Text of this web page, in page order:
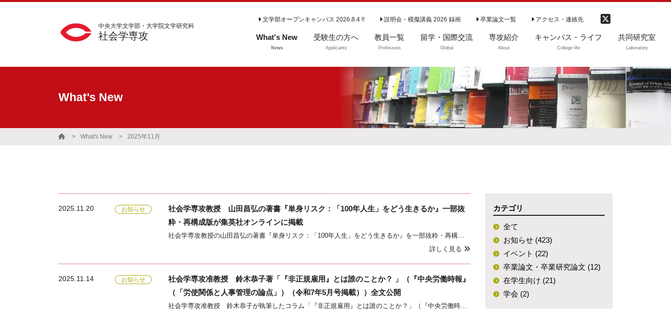
中央大学文学部・大学院文学研究科
社会学専攻
文学部オープンキャンパス 2026.8.4 !! 説明会・模擬講義 2026 録画 卒業論文一覧 アクセス・連絡先
What's New
News
受験生の方へ
Applicants
よくいただくご質
専攻説明会
教員一覧
Professors
留学・国際交流
Global
専攻紹介
About
専攻の理念
学部カリキュラム
卒業生の進路
カリキュラム（～
専攻説明会（録
画）
社会学コロキウム
キャンパス・ライフ
College life
大学院生等
卒業生・修了生
共同研究室
Laboratory
図書のご利用
CD-ROM閲覧リ
ト
What's New
What's New 2025年11月
2025.11.20 お知らせ
社会学専攻教授 山田昌弘の著書『単身リスク：「100年人生」をどう生きるか』一部抜
粋・再構成版が集英社オンラインに掲載
社会学専攻教授の山田昌弘の著書『単身リスク：「100年人生」をどう生きるか』を一部抜粋・再構成した記事が集英社オンラインに掲載されました。単身リスク#1 「宝くじ3回当選」が理想の人生という学生たちが映す日本のリアル…結婚も就職もマイホームも当たり前じゃない時代に「
詳しく見る
2025.11.14 お知らせ
社会学専攻准教授 鈴木恭子著「『非正規雇用』とは誰のことか？ 」（『中央労働時報』
（「労使関係と人事管理の論点」）（令和7年5月号掲載））全文公開
社会学専攻准教授 鈴木恭子が執筆したコラム「『非正規雇用』とは誰のことか？」（『中央労働時報』（「労使関係と人事管理の論点」）（令和7年5月号掲載） ）を全文Web公開致します。 鈴木恭子, 2025, 「『非正規雇用』とは誰のことか？ 」，『中央労働時報』
カテゴリ
全て
お知らせ (423)
イベント (22)
卒業論文・卒業研究論文 (12)
在学生向け (21)
学会 (2)